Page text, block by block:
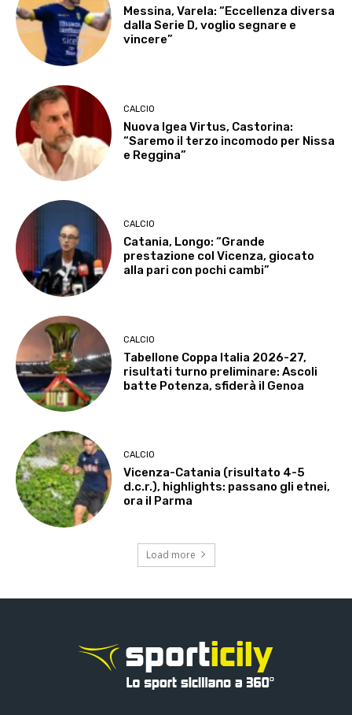
Messina, Varela: “Eccellenza diversa
dalla Serie D, voglio segnare e
vincere”
CALCIO
Nuova Igea Virtus, Castorina:
“Saremo il terzo incomodo per Nissa
e Reggina”
CALCIO
Catania, Longo: “Grande
prestazione col Vicenza, giocato
alla pari con pochi cambi”
CALCIO
Tabellone Coppa Italia 2026-27,
risultati turno preliminare: Ascoli
batte Potenza, sfiderà il Genoa
CALCIO
Vicenza-Catania (risultato 4-5
d.c.r.), highlights: passano gli etnei,
ora il Parma
Load more